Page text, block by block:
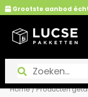
Ga
inhoud
Grootste aanbod
Home/Producten